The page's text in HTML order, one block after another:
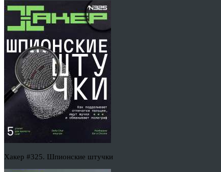
Хакер #325. Шпионские штучки